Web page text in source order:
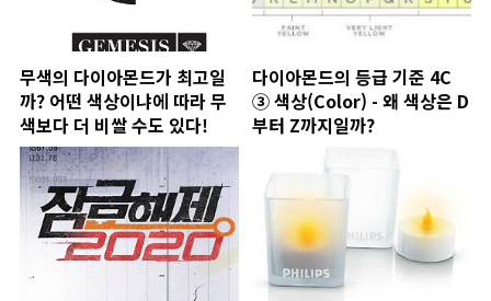
무색의 다이아몬드가 최고일
까? 어떤 색상이냐에 따라 무
색보다 더 비쌀 수도 있다!
다이아몬드의 등급 기준 4C
③ 색상(Color) - 왜 색상은 D
부터 Z까지일까?